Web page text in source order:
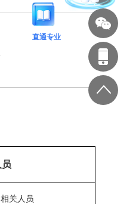
相关人员
直通专业